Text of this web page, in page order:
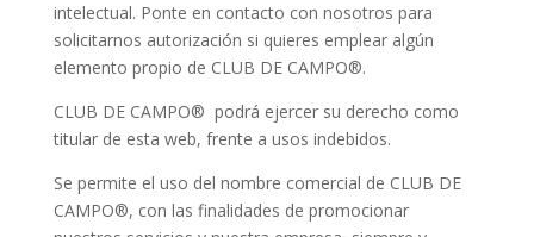
intelectual. Ponte en contacto con nosotros para
solicitarnos autorización si quieres emplear algún
elemento propio de CLUB DE CAMPO®.
CLUB DE CAMPO® podrá ejercer su derecho como
titular de esta web, frente a usos indebidos.
Se permite el uso del nombre comercial de CLUB DE
CAMPO®, con las finalidades de promocionar